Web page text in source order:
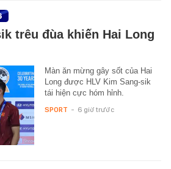
trêu đùa khiến Hai Long
Màn ăn mừng gây sốt của Hai
Long được HLV Kim Sang-sik
tái hiện cực hóm hỉnh.
SPORT - 6 giờ trước